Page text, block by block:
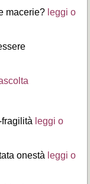
macerie? leggi o
leggi o
onestà leggi o